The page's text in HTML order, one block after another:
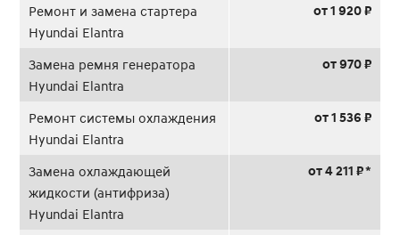
Ремонт и замена стартера
Hyundai Elantra
от 1 920 ₽
Замена ремня генератора
Hyundai Elantra
от 970 ₽
Ремонт системы охлаждения
Hyundai Elantra
от 1 536 ₽
Замена охлаждающей
жидкости (антифриза)
Hyundai Elantra
от 4 211 ₽ *